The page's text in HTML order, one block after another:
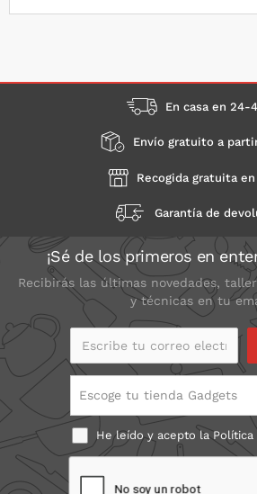
En casa en 24-
Envío gratuito a
Recogida gratuita
Garantía de
¡Sé de los primeros en
Recibirás las últimas novedades,
y técnicas en tu
Escribe tu correo
Escoge tu tienda Gadgets
He leído y acepto laPolítica